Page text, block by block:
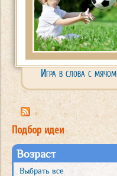
Подбор идеи
Возраст
Выбрать все
Игра в слова с мячом